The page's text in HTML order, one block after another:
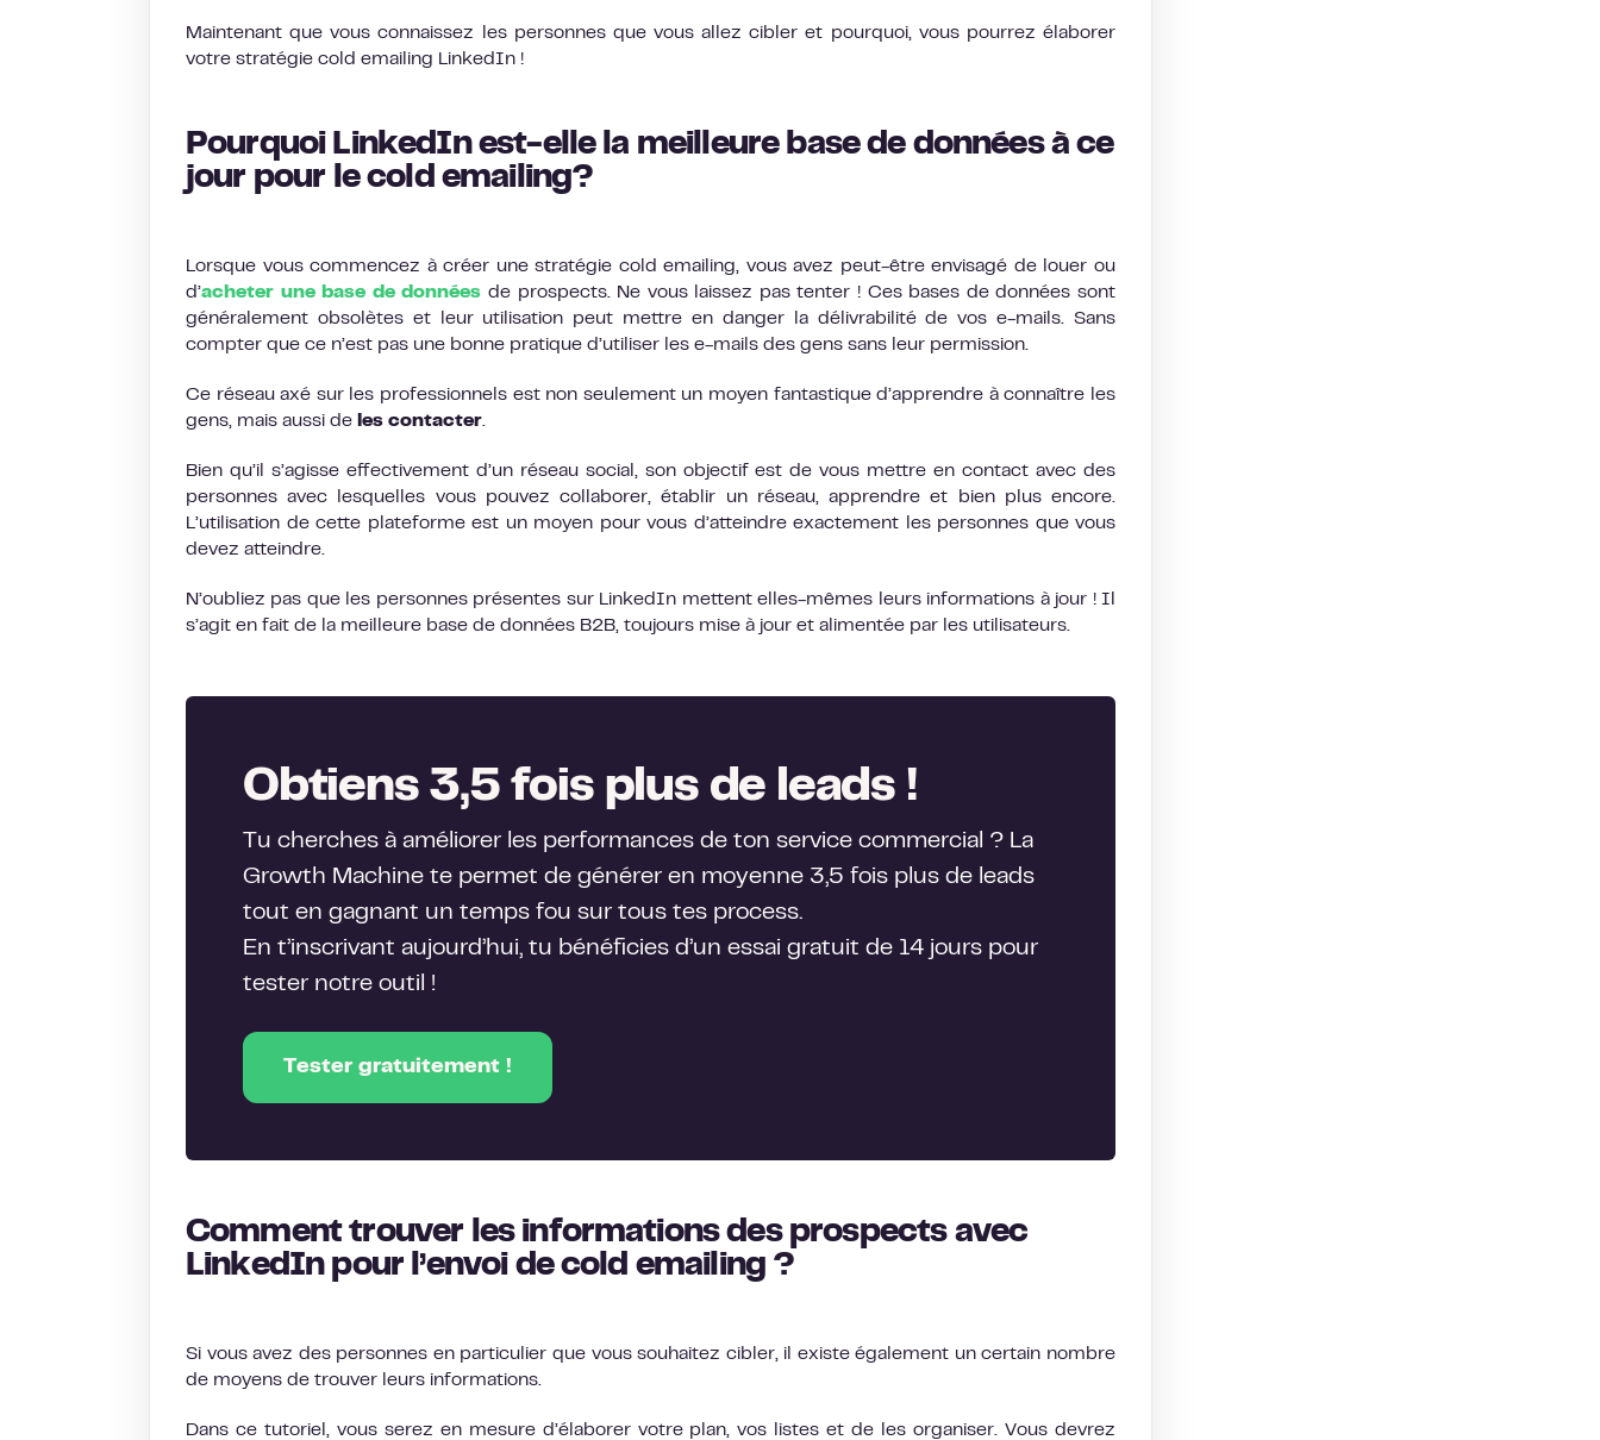
Maintenant que vous connaissez les personnes que vous allez cibler et pourquoi, vous pourrez élaborer
votre stratégie cold emailing LinkedIn !
Pourquoi LinkedIn est-elle la meilleure base de données à ce
jour pour le cold emailing?
Lorsque vous commencez à créer une stratégie cold emailing, vous avez peut-être envisagé de louer ou
d’acheter une base de données de prospects. Ne vous laissez pas tenter ! Ces bases de données sont
généralement obsolètes et leur utilisation peut mettre en danger la délivrabilité de vos e-mails. Sans
compter que ce n’est pas une bonne pratique d’utiliser les e-mails des gens sans leur permission.
Ce réseau axé sur les professionnels est non seulement un moyen fantastique d’apprendre à connaître les
gens, mais aussi de les contacter.
Bien qu’il s’agisse effectivement d’un réseau social, son objectif est de vous mettre en contact avec des
personnes avec lesquelles vous pouvez collaborer, établir un réseau, apprendre et bien plus encore.
L’utilisation de cette plateforme est un moyen pour vous d’atteindre exactement les personnes que vous
devez atteindre.
N’oubliez pas que les personnes présentes sur LinkedIn mettent elles-mêmes leurs informations à jour ! Il
s’agit en fait de la meilleure base de données B2B, toujours mise à jour et alimentée par les utilisateurs.
Obtiens 3,5 fois plus de leads !
Tu cherches à améliorer les performances de ton service commercial ? La
Growth Machine te permet de générer en moyenne 3,5 fois plus de leads
tout en gagnant un temps fou sur tous tes process.
En t’inscrivant aujourd’hui, tu bénéficies d’un essai gratuit de 14 jours pour
tester notre outil !
Tester gratuitement !
Comment trouver les informations des prospects avec
LinkedIn pour l’envoi de cold emailing ?
Si vous avez des personnes en particulier que vous souhaitez cibler, il existe également un certain nombre
de moyens de trouver leurs informations.
Dans ce tutoriel, vous serez en mesure d’élaborer votre plan, vos listes et de les organiser. Vous devrez